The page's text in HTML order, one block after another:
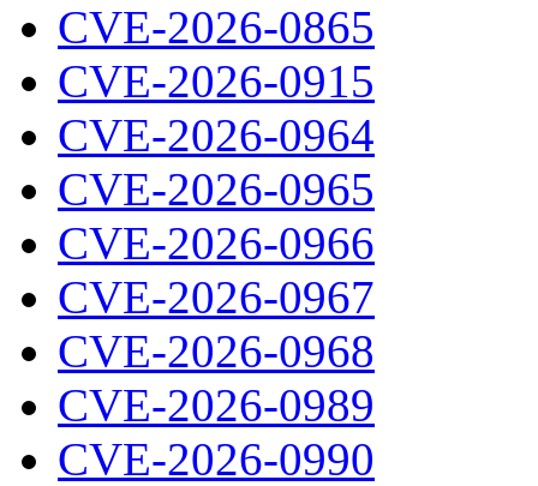
CVE-2026-0865
CVE-2026-0915
CVE-2026-0964
CVE-2026-0965
CVE-2026-0966
CVE-2026-0967
CVE-2026-0968
CVE-2026-0989
CVE-2026-0990